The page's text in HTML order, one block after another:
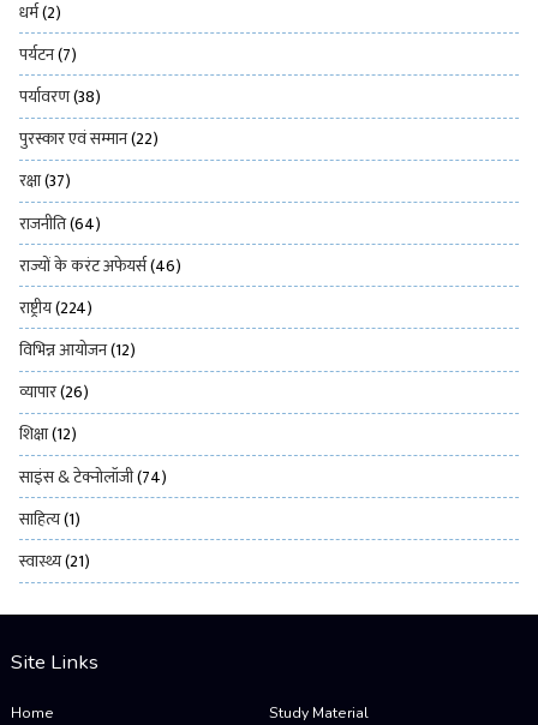
धर्म(2)
पर्यटन(7)
पर्यावरण(38)
पुरस्कार एवं सम्मान(22)
रक्षा(37)
राजनीति(64)
राज्यों के करंट अफेयर्स(46)
राष्ट्रीय(224)
विभिन्न आयोजन(12)
व्यापार(26)
शिक्षा(12)
साइंस & टेक्नोलॉजी(74)
साहित्य(1)
स्वास्थ्य(21)
Site Links
Home Study Material